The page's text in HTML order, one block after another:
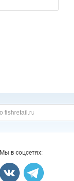
Мы в соцсетях: